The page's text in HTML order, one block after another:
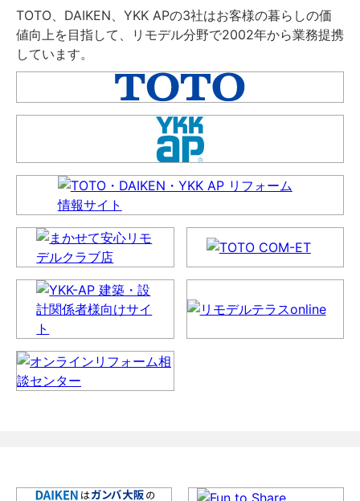
TOTO、DAIKEN、YKK APの3社はお客様の暮らしの価
値向上を目指して、リモデル分野で2002年から業務提携
しています。